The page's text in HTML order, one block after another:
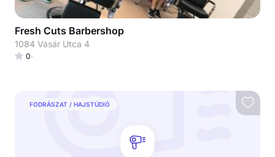
Fresh Cuts Barbershop
1084 Vásár Utca 4
0
FODRÁSZAT / HAJSTÚDIÓ